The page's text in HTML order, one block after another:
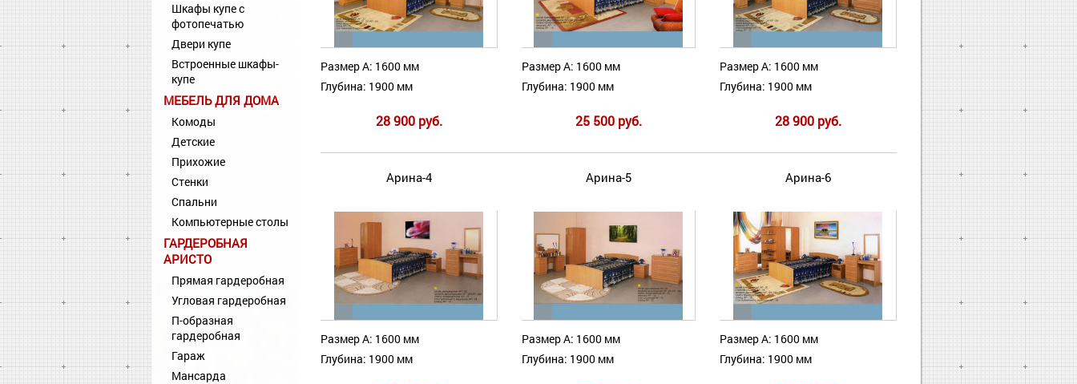
Шкафы купе с
фотопечатью
Двери купе
Встроенные шкафы-
купе
МЕБЕЛЬ ДЛЯ ДОМА
Комоды
Детские
Прихожие
Стенки
Спальни
Компьютерные столы
ГАРДЕРОБНАЯ
АРИСТО
Прямая гардеробная
Угловая гардеробная
П-образная
гардеробная
Гараж
Мансарда
Размер А: 1600 мм
Глубина: 1900 мм
28 900 руб.
Размер А: 1600 мм
Глубина: 1900 мм
25 500 руб.
Размер А: 1600 мм
Глубина: 1900 мм
28 900 руб.
Арина-4
Размер А: 1600 мм
Глубина: 1900 мм
Арина-5
Размер А: 1600 мм
Глубина: 1900 мм
Арина-6
Размер А: 1600 мм
Глубина: 1900 мм